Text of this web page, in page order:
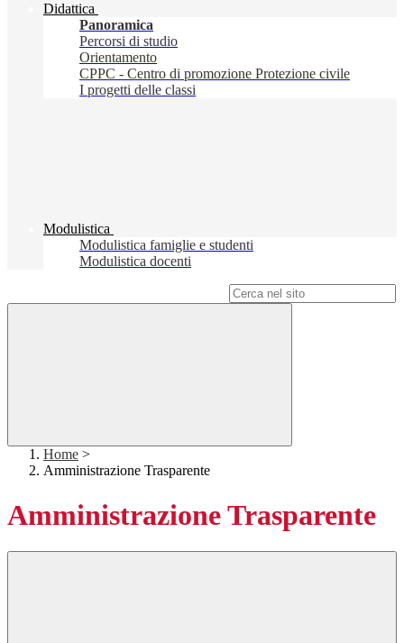
Didattica
Panoramica
Percorsi di studio
Orientamento
CPPC - Centro di promozione Protezione civile
I progetti delle classi
Modulistica
Modulistica famiglie e studenti
Modulistica docenti
Home >
Amministrazione Trasparente
Amministrazione Trasparente